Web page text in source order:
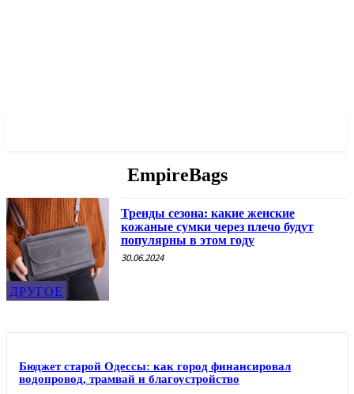
EmpireBags
ДРУГОЕ
Тренды сезона: какие женские
кожаные сумки через плечо будут
популярны в этом году
30.06.2024
Бюджет старой Одессы: как город финансировал
водопровод, трамвай и благоустройство